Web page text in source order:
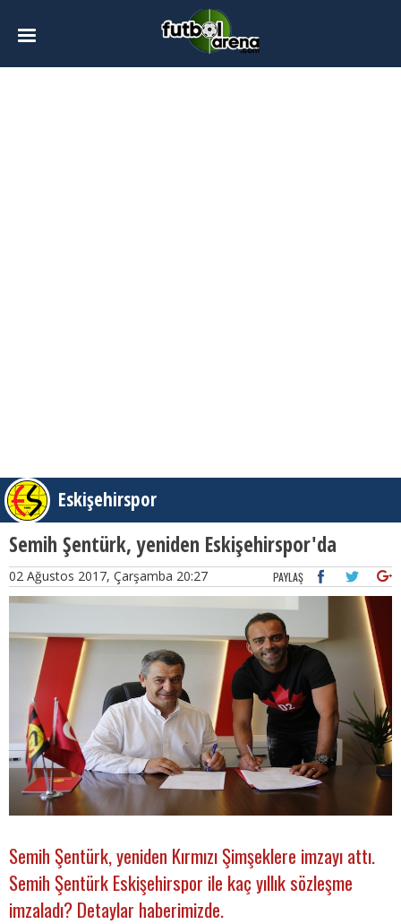
Eskişehirspor
Semih Şentürk, yeniden Eskişehirspor'da
02 Ağustos 2017, Çarşamba 20:27 PAYLAŞ
Semih Şentürk, yeniden Kırmızı Şimşeklere imzayı attı.
Semih Şentürk Eskişehirspor ile kaç yıllık sözleşme
imzaladı? Detaylar haberimizde.